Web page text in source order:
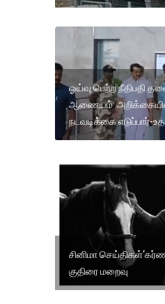
ஓய்வு பெற்ற நீதிபதி
ஆணையம்
நடவடிக்கை எடுப்பார்-
சினிமா
குதிரை மறைவு